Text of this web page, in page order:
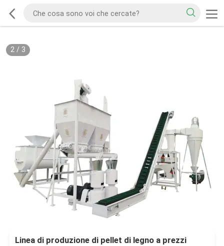
2/ 3
Linea di produzione di pellet di legno a prezzi